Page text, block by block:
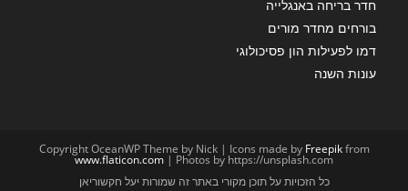
חדר בריחה באנגלייה
בורחים מחדר מורים
דמו לפעילות הון פסיכולוגי
עונות השנה
Copyright OceanWP Theme by Nick | Icons made by Freepikfrom
www.flaticon.com | Photos by https://unsplash.com
כל הזכויות על תוכן מקורי באתר זה שמורות יעל חקשוריאן